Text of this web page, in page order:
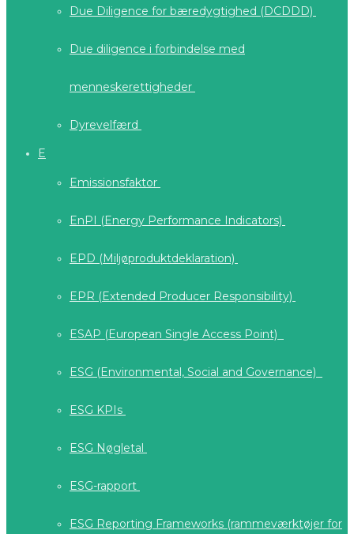
Due Diligence for bæredygtighed (DCDDD)
Due diligence i forbindelse med
menneskerettigheder
Dyrevelfærd
E
Emissionsfaktor
EnPI (Energy Performance Indicators)
EPD (Miljøproduktdeklaration)
EPR (Extended Producer Responsibility)
ESAP (European Single Access Point)
ESG (Environmental, Social and Governance)
ESG KPIs
ESG Nøgletal
ESG-rapport
ESG Reporting Frameworks (rammeværktøjer for